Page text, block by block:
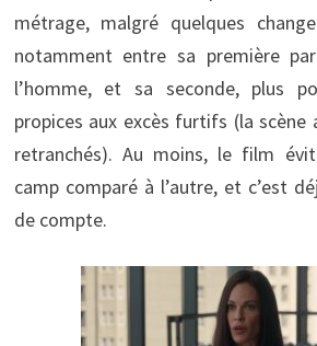
métrage, malgré quelques
notamment entre sa première
l’homme, et sa seconde, plus
propices aux excès furtifs (la scène
retranchés). Au moins, le film
camp comparé à l’autre, et c’est
de compte.